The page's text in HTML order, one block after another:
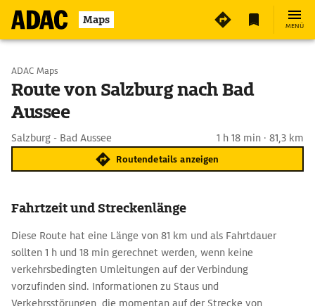
Maps MENÜ
Start wählen
Ziel eingeben
ADAC Maps
Route von Salzburg nach Bad
Aussee
Salzburg - Bad Aussee 1 h 18 min · 81,3 km
Routendetails anzeigen
Fahrtzeit und Streckenlänge
Diese Route hat eine Länge von 81 km und als Fahrtdauer
sollten 1 h und 18 min gerechnet werden, wenn keine
verkehrsbedingten Umleitungen auf der Verbindung
vorzufinden sind. Informationen zu Staus und
Verkehrsstörungen, die momentan auf der Strecke von